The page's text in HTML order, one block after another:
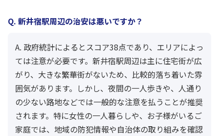
Q. 新井宿駅周辺の治安は悪いですか？
A. 政府統計によるとスコア38点であり、エリアによっ
ては注意が必要です。新井宿駅周辺は主に住宅街が広
がり、大きな繁華街がないため、比較的落ち着いた雰
囲気があります。しかし、夜間の一人歩きや、人通り
の少ない路地などでは一般的な注意を払うことが推奨
されます。特に女性の一人暮らしや、お子様がいるご
家庭では、地域の防犯情報や自治体の取り組みを確認